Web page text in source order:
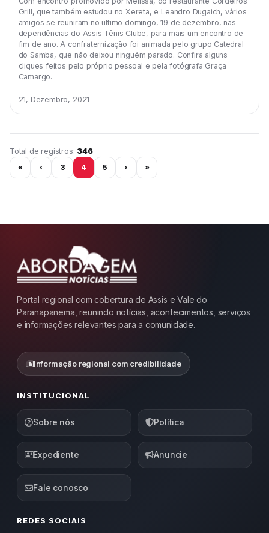
Grill, que também estudou no Xereta, e Leandro Dugaich, vários
amigos se reuniram no ultimo domingo, 19 de dezembro, nas
dependências do Assis Tênis Clube, para mais um encontro de
fim de ano. A confraternização foi animada pelo grupo Catedral
do Samba, que não deixou ninguém parado. Confira alguns
cliques feitos pelo próprio pessoal e pela fotógrafa Graça
Camargo.
21, Dezembro, 2021
Total de registros: 346
Página 4 de 29
« ‹ 3 4 5 › »
Portal regional com cobertura de Assis e Vale do
Paranapanema, reunindo notícias, acontecimentos, serviços
e informações relevantes para a comunidade.
Informação regional com credibilidade
INSTITUCIONAL
Sobre nós Política
Expediente Anuncie
Fale conosco
REDES SOCIAIS